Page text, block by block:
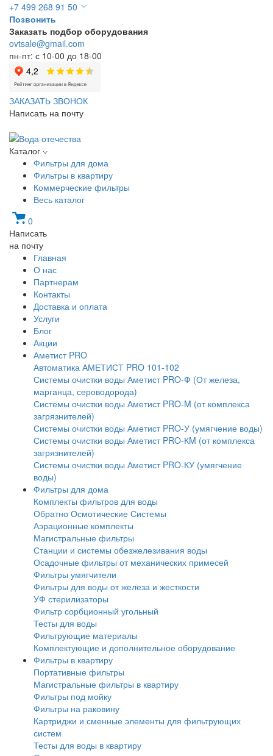
+7 499 268 91 50
Позвонить
Заказать подбор оборудования
ovtsale@gmail.com
пн-пт: с 10-00 до 18-00
ЗАКАЗАТЬ ЗВОНОК
Написать на почту
Каталог
Фильтры для дома
Фильтры в квартиру
Коммерческие фильтры
Весь каталог
0
Написать
на почту
Главная
О нас
Партнерам
Контакты
Доставка и оплата
Услуги
Блог
Акции
Аметист PRO
Автоматика АМЕТИСТ PRO 101-102
Системы очистки воды Аметист PRO-Ф (От железа,
марганца, сероводорода)
Системы очистки воды Аметист PRO-M (от комплекса
загрязнителей)
Системы очистки воды Аметист PRO-У (умягчение воды)
Системы очистки воды Аметист PRO-КM (от комплекса
загрязнителей)
Системы очистки воды Аметист PRO-КУ (умягчение
воды)
Фильтры для дома
Комплекты фильтров для воды
Обратно Осмотические Системы
Аэрационные комплекты
Магистральные фильтры
Станции и системы обезжелезивания воды
Осадочные фильтры от механических примесей
Фильтры умягчители
Фильтры для воды от железа и жесткости
УФ стерилизаторы
Фильтр сорбционный угольный
Тесты для воды
Фильтрующие материалы
Комплектующие и дополнительное оборудование
Фильтры в квартиру
Портативные фильтры
Магистральные фильтры в квартиру
Фильтры под мойку
Фильтры на раковину
Картриджи и сменные элементы для фильтрующих
систем
Тесты для воды в квартиру